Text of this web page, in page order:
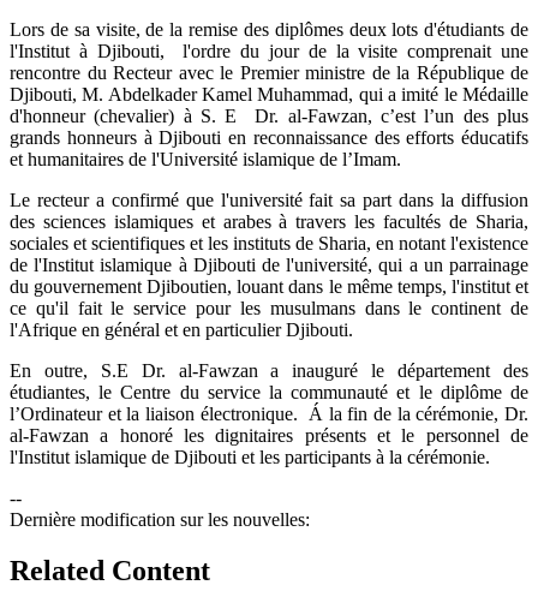
Lors de sa visite, de la remise des diplômes deux lots d'étudiants de
l'Institut à Djibouti, l'ordre du jour de la visite comprenait une
rencontre du Recteur avec le Premier ministre de la République de
Djibouti, M. Abdelkader Kamel Muhammad, qui a imité le Médaille
d'honneur (chevalier) à S. E Dr. al-Fawzan, c’est l’un des plus
grands honneurs à Djibouti en reconnaissance des efforts éducatifs
et humanitaires de l'Université islamique de l’Imam.
Le recteur a confirmé que l'université fait sa part dans la diffusion
des sciences islamiques et arabes à travers les facultés de Sharia,
sociales et scientifiques et les instituts de Sharia, en notant l'existence
de l'Institut islamique à Djibouti de l'université, qui a un parrainage
du gouvernement Djiboutien, louant dans le même temps, l'institut et
ce qu'il fait le service pour les musulmans dans le continent de
l'Afrique en général et en particulier Djibouti.
En outre, S.E Dr. al-Fawzan a inauguré le département des
étudiantes, le Centre du service la communauté et le diplôme de
l’Ordinateur et la liaison électronique. Á la fin de la cérémonie, Dr.
al-Fawzan a honoré les dignitaires présents et le personnel de
l'Institut islamique de Djibouti et les participants à la cérémonie.
--
Dernière modification sur les nouvelles:
Related Content